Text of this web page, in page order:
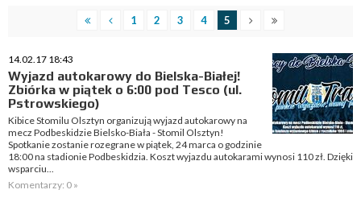
1 2 3 4 5
14.02.17 18:43
Wyjazd autokarowy do Bielska-Białej!
Zbiórka w piątek o 6:00 pod Tesco (ul.
Pstrowskiego)
Kibice Stomilu Olsztyn organizują wyjazd autokarowy na
mecz Podbeskidzie Bielsko-Biała - Stomil Olsztyn!
Spotkanie zostanie rozegrane w piątek, 24 marca o godzinie
18:00 na stadionie Podbeskidzia. Koszt wyjazdu autokarami wynosi 110 zł. Dzięki
wsparciu...
Komentarzy: 0 »